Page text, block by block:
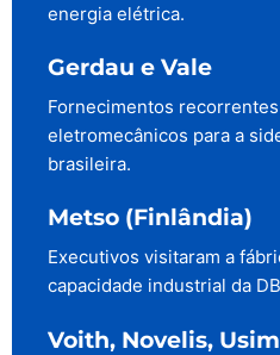
energia elétrica.
Gerdau e Vale
Fornecimentos
eletromecânicos para a
brasileira.
Metso (Finlândia)
Executivos visitaram a
capacidade industrial da
Voith, Novelis,